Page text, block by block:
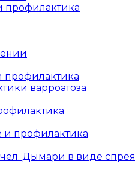
профилактика
профилактика
варроатоза
и профилактика
Дымари в виде спрея